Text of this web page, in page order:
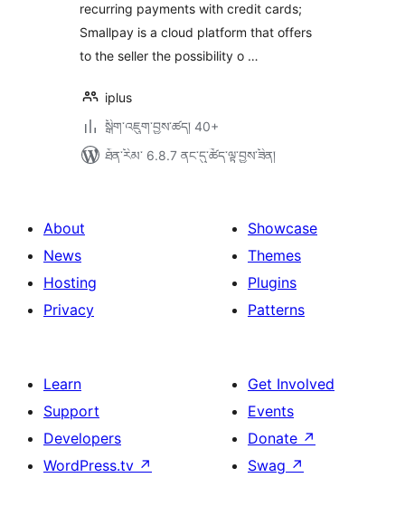
recurring payments with credit cards;
Smallpay is a cloud platform that offers
to the seller the possibility o …
iplus
སྒྲིག་འཇུག་བྱས་ཚད། 40+
ཐོན་རིམ་ 6.8.7 ནང་དུ་ཚོད་ལྟ་བྱས་ཟིན།
About
News
Hosting
Privacy
Showcase
Themes
Plugins
Patterns
Learn
Support
Developers
WordPress.tv ↗
Get Involved
Events
Donate ↗
Swag ↗